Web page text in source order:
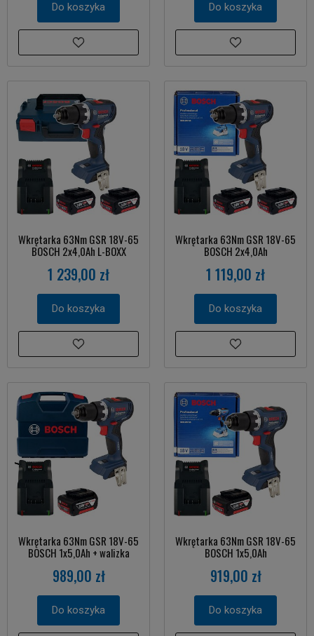
Do koszyka Do koszyka
Wkrętarka 63Nm GSR 18V-65
BOSCH 2x4,0Ah L-BOXX
1 239,00 zł
Do koszyka
Wkrętarka 63Nm GSR 18V-65
BOSCH 2x4,0Ah
1 119,00 zł
Do koszyka
Wkrętarka 63Nm GSR 18V-65
BOSCH 1x5,0Ah + walizka
989,00 zł
Do koszyka
Wkrętarka 63Nm GSR 18V-65
BOSCH 1x5,0Ah
919,00 zł
Do koszyka